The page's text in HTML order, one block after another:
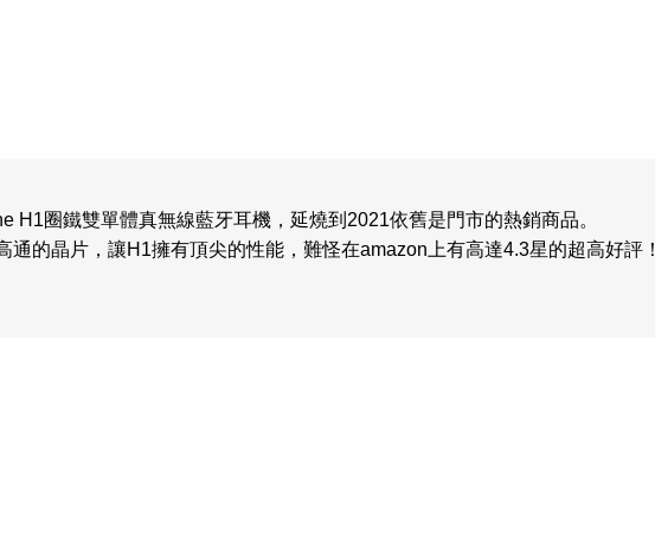
H1圈鐵雙單體真無線藍牙耳機，延燒到2021依舊是門市的熱銷商品。
的晶片，讓H1擁有頂尖的性能，難怪在amazon上有高達4.3星的超高好評！